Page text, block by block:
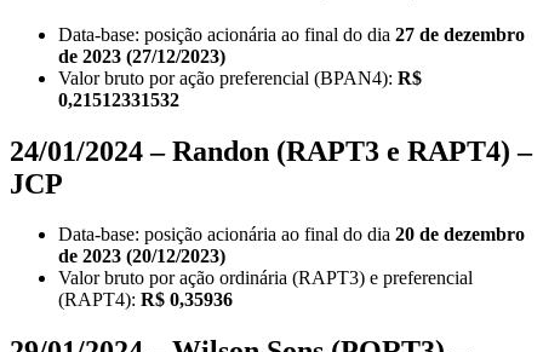
Data-base: posição acionária ao final do dia 27 de dezembro
de 2023 (27/12/2023)
Valor bruto por ação preferencial (BPAN4): R$
0,21512331532
24/01/2024 – Randon (RAPT3 e RAPT4) –
JCP
Data-base: posição acionária ao final do dia 20 de dezembro
de 2023 (20/12/2023)
Valor bruto por ação ordinária (RAPT3) e preferencial
(RAPT4): R$ 0,35936